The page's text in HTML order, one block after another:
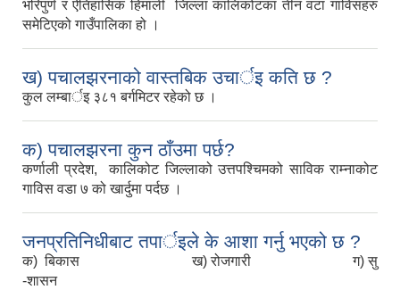
भरिपुर्ण र ऐतिहासिक हिमाली जिल्ला कालिकोटका तीन वटा गाविसहरु
समेटिएको गाउँपालिका हो ।
ख) पचालझरनाको वास्तबिक उचार्इ कति छ ?
कुल लम्बार्इ ३८१ बर्गमिटर रहेको छ ।
क) पचालझरना कुन ठाँउमा पर्छ?
कर्णाली प्रदेश, कालिकोट जिल्लाको उत्तपश्चिमको साविक राम्नाकोट
गाविस वडा ७ को खार्दुमा पर्दछ ।
जनप्रतिनिधीबाट तपार्इले के आशा गर्नु भएको छ ?
क) बिकास ख) रोजगारी ग) सु
-शासन